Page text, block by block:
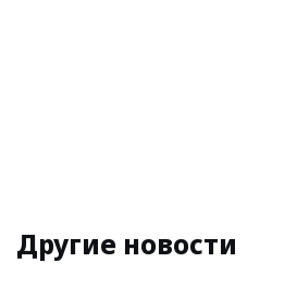
Другие новости